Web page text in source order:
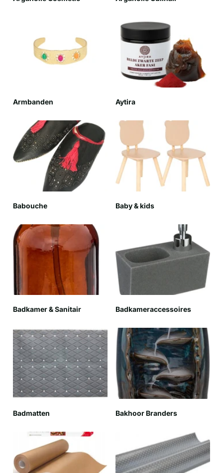
Armbanden Aytira
Babouche Baby & kids
Badkamer & Sanitair Badkameraccessoires
Badmatten Bakhoor Branders